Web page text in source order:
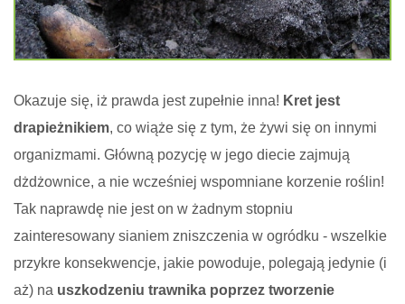
Okazuje się, iż prawda jest zupełnie inna! Kret jest
drapieżnikiem, co wiąże się z tym, że żywi się on innymi
organizmami. Główną pozycję w jego diecie zajmują
dżdżownice, a nie wcześniej wspomniane korzenie roślin!
Tak naprawdę nie jest on w żadnym stopniu
zainteresowany sianiem zniszczenia w ogródku - wszelkie
przykre konsekwencje, jakie powoduje, polegają jedynie (i
aż) na uszkodzeniu trawnika poprzez tworzenie